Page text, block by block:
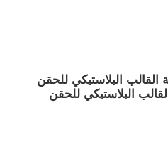
البلاستيكي للحقن
البلاستيكي للحقن